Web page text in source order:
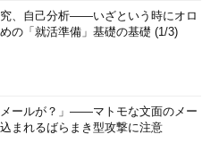
ンを高速化するレシピ――そのレ
か？
v3.4、Windows 11はReFS
v2、さて何のことでしょう？
新旧ホットパッチの話
、自己分析――いざという時にオロ
の「就活準備」基礎の基礎 (1/3)
メールが？」――マトモな文面のメー
まれるばらまき型攻撃に注意